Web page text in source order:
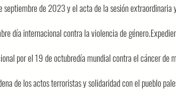
de 2023 y el acta de la sesión
día internacional contra la violencia de
por el 19 de octubredía mundial contra el cáncer de
de los actos terroristas y solidaridad con el pueblo